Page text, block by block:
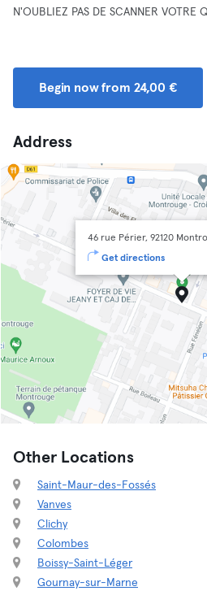
N'OUBLIEZ PAS DE SCANNER VOTRE
Begin now from 24,00 €
Address
46 rue Périer, 92120
Get directions
Other Locations
Saint-Maur-des-Fossés
Vanves
Clichy
Colombes
Boissy-Saint-Léger
Gournay-sur-Marne